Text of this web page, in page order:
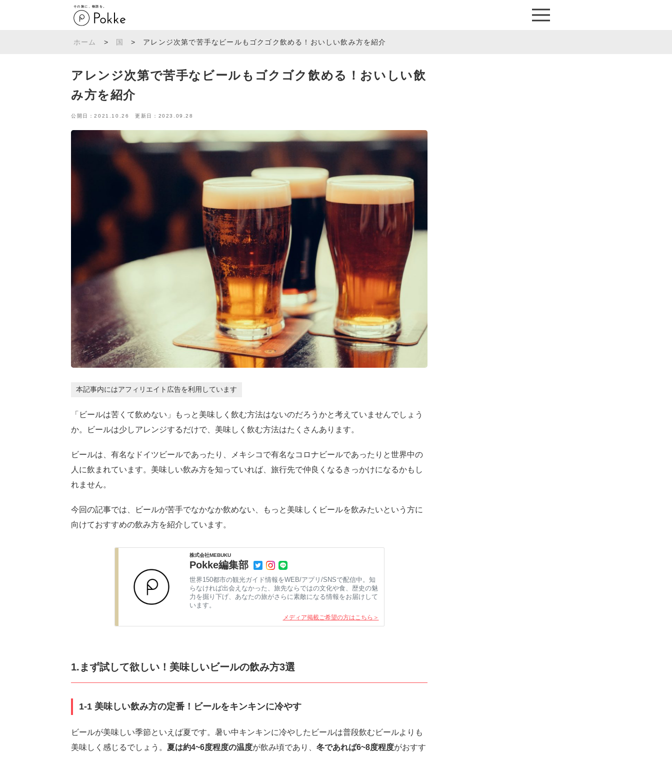
その旅に、物語を。
ホーム > 国 > アレンジ次第で苦手なビールもゴクゴク飲める！おいしい飲み方を紹介
アレンジ次第で苦手なビールもゴクゴク飲める！おいしい飲
み方を紹介
公開日：2021.10.26 更新日：2023.09.28
本記事内にはアフィリエイト広告を利用しています
「ビールは苦くて飲めない」もっと美味しく飲む方法はないのだろうかと考えていませんでしょう
か。ビールは少しアレンジするだけで、美味しく飲む方法はたくさんあります。
ビールは、有名なドイツビールであったり、メキシコで有名なコロナビールであったりと世界中の
人に飲まれています。美味しい飲み方を知っていれば、旅行先で仲良くなるきっかけになるかもし
れません。
今回の記事では、ビールが苦手でなかなか飲めない、もっと美味しくビールを飲みたいという方に
向けておすすめの飲み方を紹介しています。
株式会社MEBUKU
Pokke編集部
世界150都市の観光ガイド情報をWEB/アプリ/SNSで配信中。知
らなければ出会えなかった、旅先ならではの文化や食、歴史の魅
力を掘り下げ、あなたの旅がさらに素敵になる情報をお届けして
います。
メディア掲載ご希望の方はこちら＞
1.まず試して欲しい！美味しいビールの飲み方3選
1-1 美味しい飲み方の定番！ビールをキンキンに冷やす
ビールが美味しい季節といえば夏です。暑い中キンキンに冷やしたビールは普段飲むビールよりも
美味しく感じるでしょう。 夏は約4~6度程度の温度が飲み頃であり、 冬であれば6~8度程度がおすす